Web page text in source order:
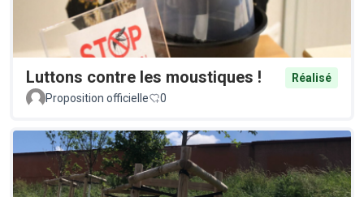
Luttons contre les moustiques !
Réalisé
Proposition officielle
0